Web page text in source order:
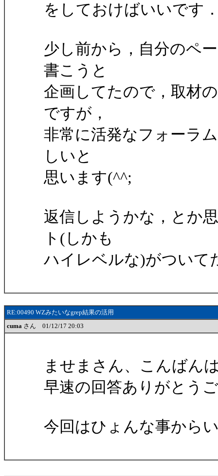
をしておけばいいです
少し前から，自分のペ
書こうと
企画してたので，取材
ですが，
非常に活発なフォーラ
しいと
思います(^^;
返信しようかな，とか
ト(しかも
ハイレベルな)がついて
RE:00490 WZみたいなgrep結果の活用
cuma さん 01/12/17 20:03
ませまさん、こんばん
早速の回答ありがとう
今回はひょんな事から